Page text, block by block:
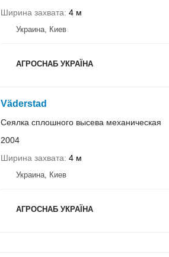
Ширина захвата 4 м
Украина, Киев
АГРОСНАБ УКРАЇНА
Väderstad
Сеялка сплошного высева механическая
2004
Ширина захвата 4 м
Украина, Киев
АГРОСНАБ УКРАЇНА